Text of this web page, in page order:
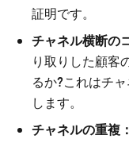
証明です。
チャネル横断の
り取りした顧客
るか?これはチ
します。
チャネルの重複：